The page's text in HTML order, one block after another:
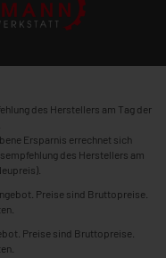
des Herstellers am Tag der
Ersparnis errechnet sich
des Herstellers am
Preise sind Bruttopreise.
Preise sind Bruttopreise.